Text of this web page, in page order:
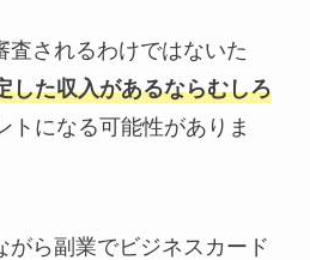
査されるわけではないた
した収入があるならむしろ
トになる可能性がありま
がら副業でビジネスカード